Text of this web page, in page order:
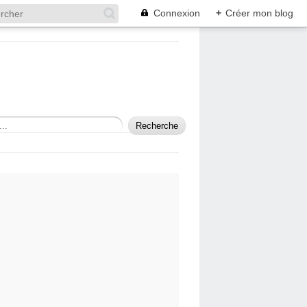
Connexion + Créer mon blog